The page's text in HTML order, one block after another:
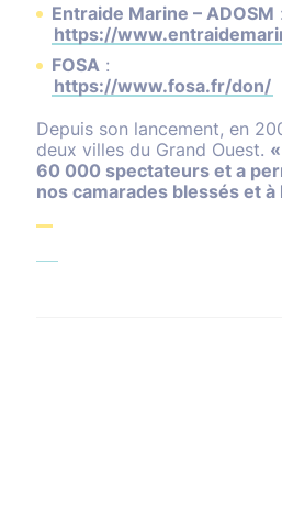
Entraide Marine – ADOSM :
https://
FOSA :
https://www.fosa.fr/don/
Depuis son lancement, en
deux villes du Grand Ouest.
60 000 spectateurs et a
nos camarades blessés et